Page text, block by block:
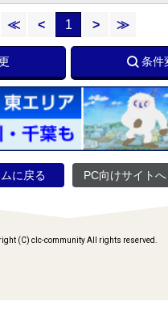
≪ < 1 > ≫
条件
に戻る PC向けサイトへ
(C) clc-community All rights reserved.